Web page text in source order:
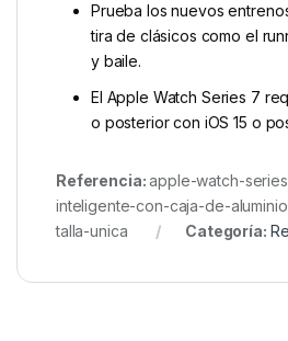
Prueba los nuevos
tira de clásicos como el
y baile.
El Apple Watch Series 7
o posterior con iOS 15 o
Referencia:apple-watch-
inteligente-con-caja-de-
talla-unica
Categoría: